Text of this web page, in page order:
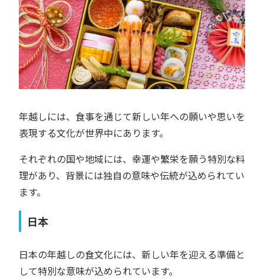
年越しには、食事を通じて新しい年への願いや思いを
表現する文化が世界中にあります。
それぞれの国や地域には、幸運や繁栄を願う特別な料
理があり、背景には独自の意味や伝統が込められてい
ます。
日本
日本の年越しの食文化には、新しい年を迎える準備と
して特別な意味が込められています。